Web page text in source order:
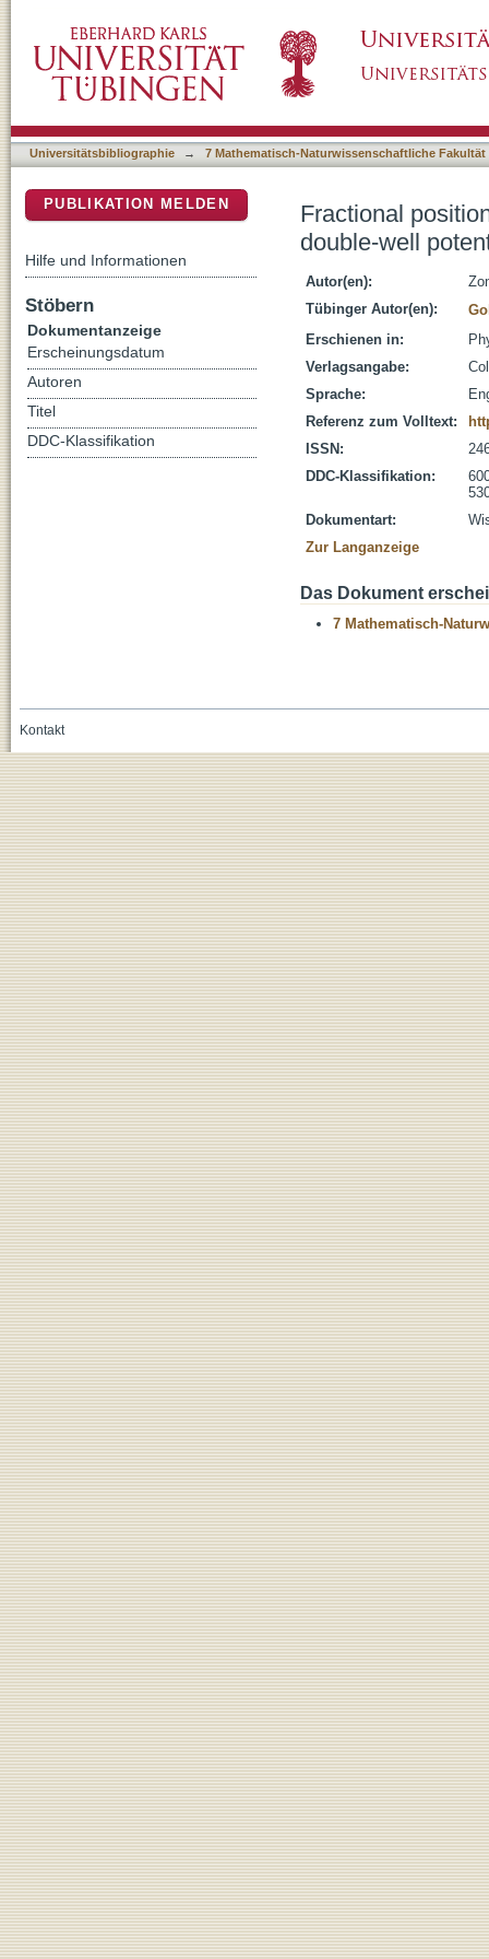
Universitätsbibliographie → 7 Mathematisch-Naturwissenschaftliche Fakultät
Fractional
double-well
Autor(en):
Tübinger Autor(en):
Erschienen in:
Verlagsangabe:
Sprache:
Referenz zum Volltext:
ISSN:
DDC-Klassifikation:
Dokumentart:
Zur Langanzeige
Das Dokument
7 Mathematisch-
PUBLIKATION MELDEN
Hilfe und Informationen
Stöbern
Dokumentanzeige
Erscheinungsdatum
Autoren
Titel
DDC-Klassifikation
Kontakt